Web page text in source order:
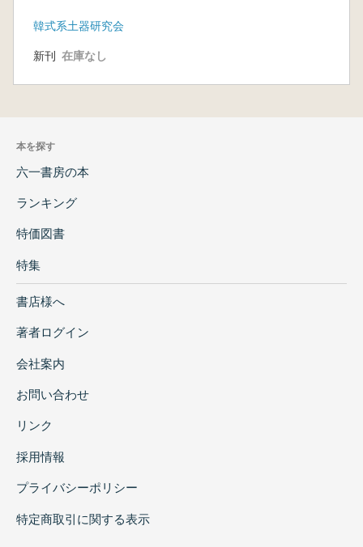
韓式系土器研究会
新刊 在庫なし
本を探す
六一書房の本
ランキング
特価図書
特集
書店様へ
著者ログイン
会社案内
お問い合わせ
リンク
採用情報
プライバシーポリシー
特定商取引に関する表示